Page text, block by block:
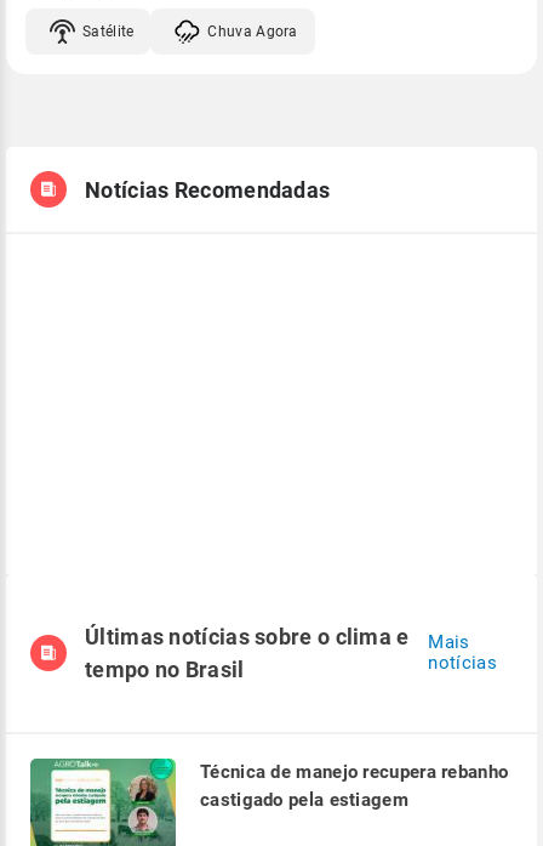
Satélite Chuva Agora
Notícias Recomendadas
Últimas notícias sobre o clima e
tempo no Brasil
Mais
notícias
Técnica de manejo recupera rebanho
castigado pela estiagem